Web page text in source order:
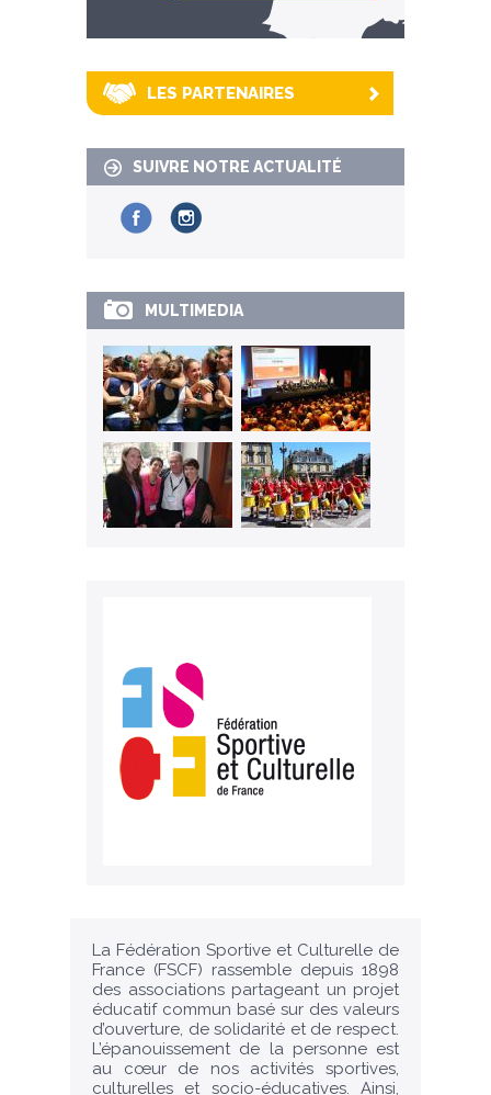
km alentour
LES PARTENAIRES
SUIVRE NOTRE ACTUALITÉ
MULTIMEDIA
La Fédération Sportive et Culturelle de
France (FSCF) rassemble depuis 1898
des associations partageant un projet
éducatif commun basé sur des valeurs
d’ouverture, de solidarité et de respect.
L’épanouissement de la personne est
au cœur de nos activités sportives,
culturelles et socio-éducatives. Ainsi,